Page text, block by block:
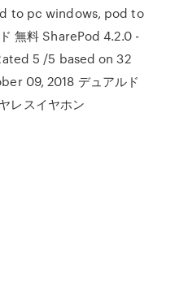
to pc windows, pod to
無料 SharePod 4.2.0 -
5 /5 based on 32
09, 2018 デュアルド
レスイヤホン